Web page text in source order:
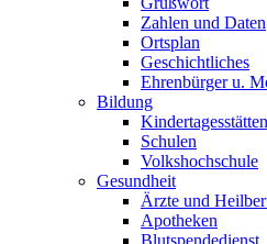
Zahlen und Daten
Ortsplan
Geschichtliches
Ehrenbürger u.
Bildung
Kindertagesstätten
Schulen
Volkshochschule
Gesundheit
Ärzte und
Apotheken
Blutspendedienst